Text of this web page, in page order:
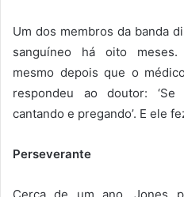
Um dos membros da banda
sanguíneo há oito meses.
mesmo depois que o
respondeu ao doutor:
cantando e pregando’. E ele
Perseverante